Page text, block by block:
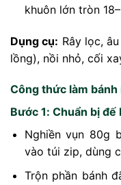
khuôn lớn tròn
Dụng cụ: Rây lọc,
lồng), nồi nhỏ, cối
Công thức làm
Bước 1: Chuẩn bị đế
Nghiền vụn 80g
vào túi zip, dùng
Trộn phần bánh